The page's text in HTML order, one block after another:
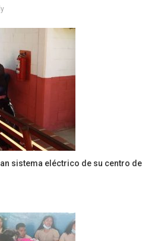
sistema eléctrico de su centro de